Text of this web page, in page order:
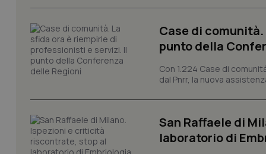
Case di
punto della
Con 1.224 Case di
dal Pnrr, la nuova
San Raffaele di
laboratorio di
tracking-sites-
tracking-sites-
_ga